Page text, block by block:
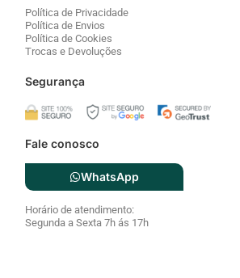
Política de Privacidade
Política de Envios
Política de Cookies
Trocas e Devoluções
Segurança
Fale conosco
WhatsApp
Horário de atendimento:
Segunda a Sexta 7h ás 17h